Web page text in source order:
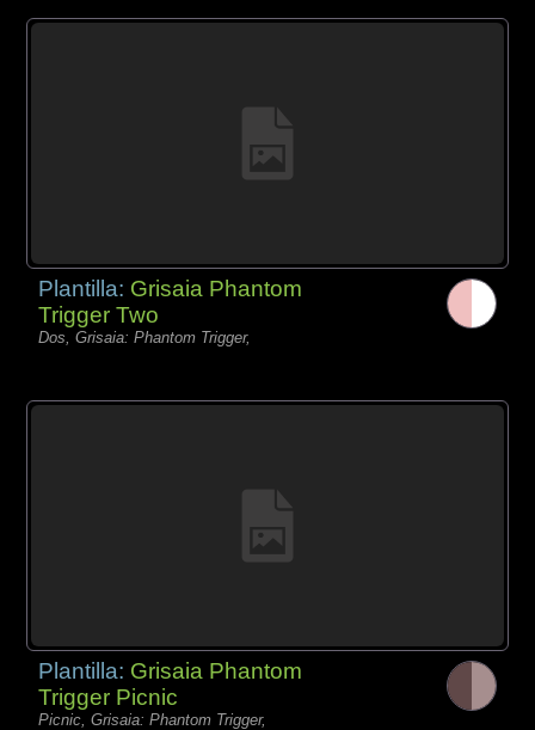
Plantilla: Grisaia Phantom
Trigger Two
Dos, Grisaia: Phantom Trigger,
Plantilla: Grisaia Phantom
Trigger Picnic
Picnic, Grisaia: Phantom Trigger,